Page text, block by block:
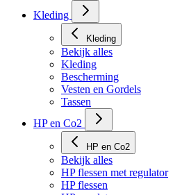
Kleding
Kleding
Bekijk alles
Kleding
Bescherming
Vesten en Gordels
Tassen
HP en Co2
HP en Co2
Bekijk alles
HP flessen met regulator
HP flessen